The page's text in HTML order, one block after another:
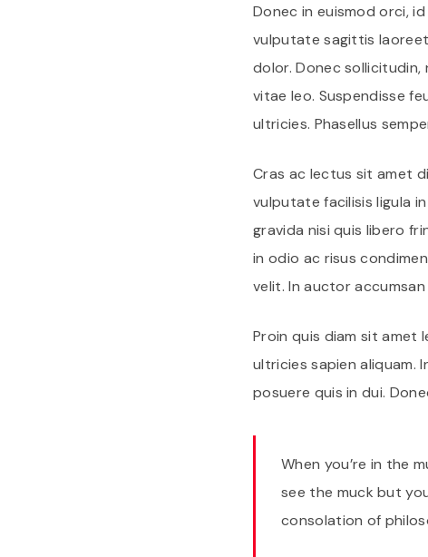
Donec in euismod orci,
vulputate sagittis
dolor. Donec
vitae leo. Suspendisse
ultricies. Phasellus
Cras ac lectus sit amet
vulputate facilisis ligula
gravida nisi quis libero
in odio ac risus
velit. In auctor accumsan
Proin quis diam sit amet
ultricies sapien aliquam.
posuere quis in dui.
When you’re in the
see the muck but
consolation of